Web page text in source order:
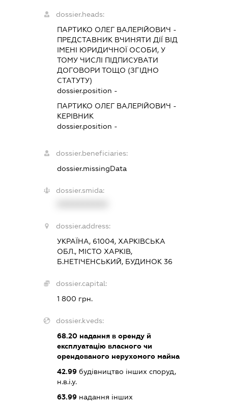
dossier.heads:
ПАРТИКО ОЛЕГ ВАЛЕРІЙОВИЧ -
ПРЕДСТАВНИК ВЧИНЯТИ ДІЇ ВІД
ІМЕНІ ЮРИДИЧНОЇ ОСОБИ, У
ТОМУ ЧИСЛІ ПІДПИСУВАТИ
ДОГОВОРИ ТОЩО (ЗГІДНО
СТАТУТУ)
dossier.position -
ПАРТИКО ОЛЕГ ВАЛЕРІЙОВИЧ -
КЕРІВНИК
dossier.position -
dossier.beneficiaries:
dossier.missingData
dossier.smida:
dossier.address:
УКРАЇНА, 61004, ХАРКІВСЬКА
ОБЛ., МІСТО ХАРКІВ,
Б.НЕТІЧЕНСЬКИЙ, БУДИНОК 36
dossier.capital:
1 800 грн.
dossier.kveds:
68.20надання в оренду й
експлуатацію власного чи
орендованого нерухомого майна
42.99будівництво інших споруд,
н.в.і.у.
63.99надання інших